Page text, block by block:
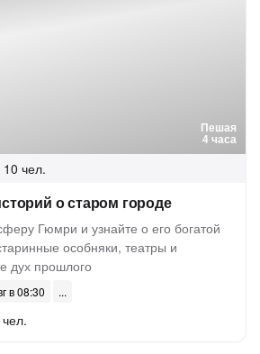
Пешая
4 часа
чел.
о старом городе
Гюмри и узнайте о его богатой
особняки, театры и
дух прошлого
в 08:30